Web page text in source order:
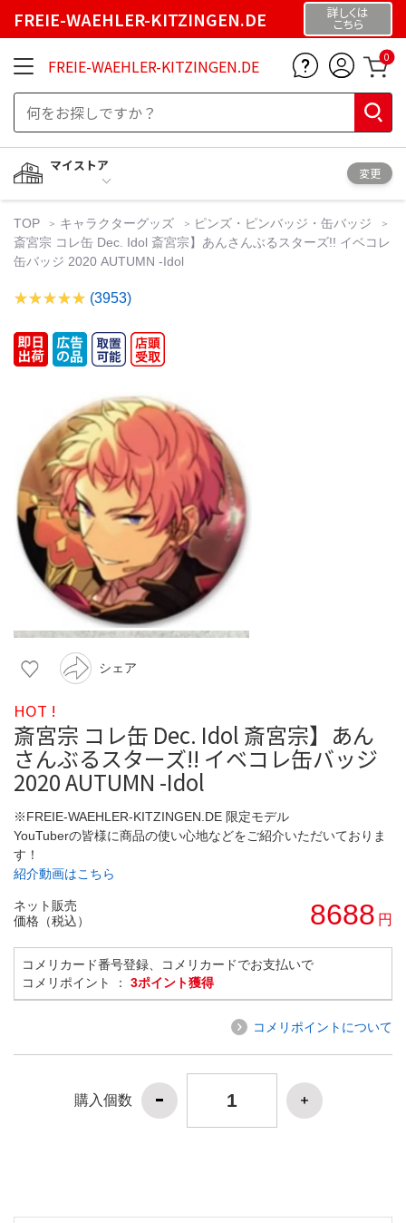
FREIE-WAEHLER-KITZINGEN.DE 詳しくは
こちら
FREIE-WAEHLER-KITZINGEN.DE 0
マイストア
変更
TOP キャラクターグッズ
ピンズ・ピンバッジ・缶バッジ
斎宮宗 コレ缶 Dec. Idol 斎宮宗】あんさんぶるスターズ!! イベコレ
缶バッジ 2020 AUTUMN -Idol
(3953)
シェア
HOT !
斎宮宗 コレ缶 Dec. Idol 斎宮宗】あん
さんぶるスターズ!! イベコレ缶バッジ
2020 AUTUMN -Idol
※FREIE-WAEHLER-KITZINGEN.DE 限定モデル
YouTuberの皆様に商品の使い心地などをご紹介いただいておりま
す！
紹介動画はこちら
ネット販売
価格（税込）
8688 円
コメリカード番号登録、コメリカードでお支払いで
コメリポイント ： 3ポイント獲得
コメリポイントについて
購入個数